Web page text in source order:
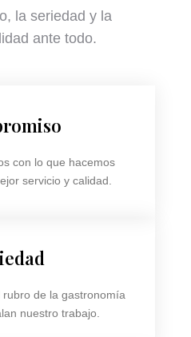
la seriedad y la
ante todo.
con lo que hacemos
servicio y calidad.
de la gastronomía
nuestro trabajo.